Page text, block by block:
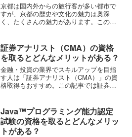
京都は国内外からの旅行客が多い都市で
すが、京都の歴史や文化の魅力は奥深
く、たくさんの魅力があります。この記
メリットを解説します。
証券アナリスト（CMA）の資格
を取るとどんなメリットがある？
⾦融・投資の業界でスキルアップを目指
す人は「証券アナリスト（CMA）」の資
格取得もおすすめ。この記事では証券ア
ているか、試験の合格率などを紹介しま
す。
Java™プログラミング能力認定
試験の資格を取るとどんなメリッ
トがある？